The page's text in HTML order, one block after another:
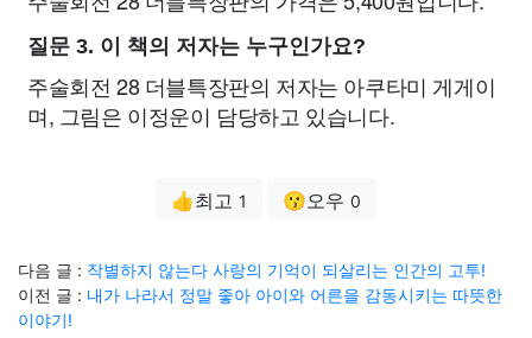
질문 3. 이 책의 저자는 누구인가요?
주술회전 28 더블특장판의 저자는 아쿠타미 게게이
며, 그림은 이정운이 담당하고 있습니다.
👍최고 1 😗오우 0
다음 글 : 작별하지 않는다 사랑의 기억이 되살리는 인간의 고투!
이전 글 : 내가 나라서 정말 좋아 아이와 어른을 감동시키는 따뜻한
이야기!